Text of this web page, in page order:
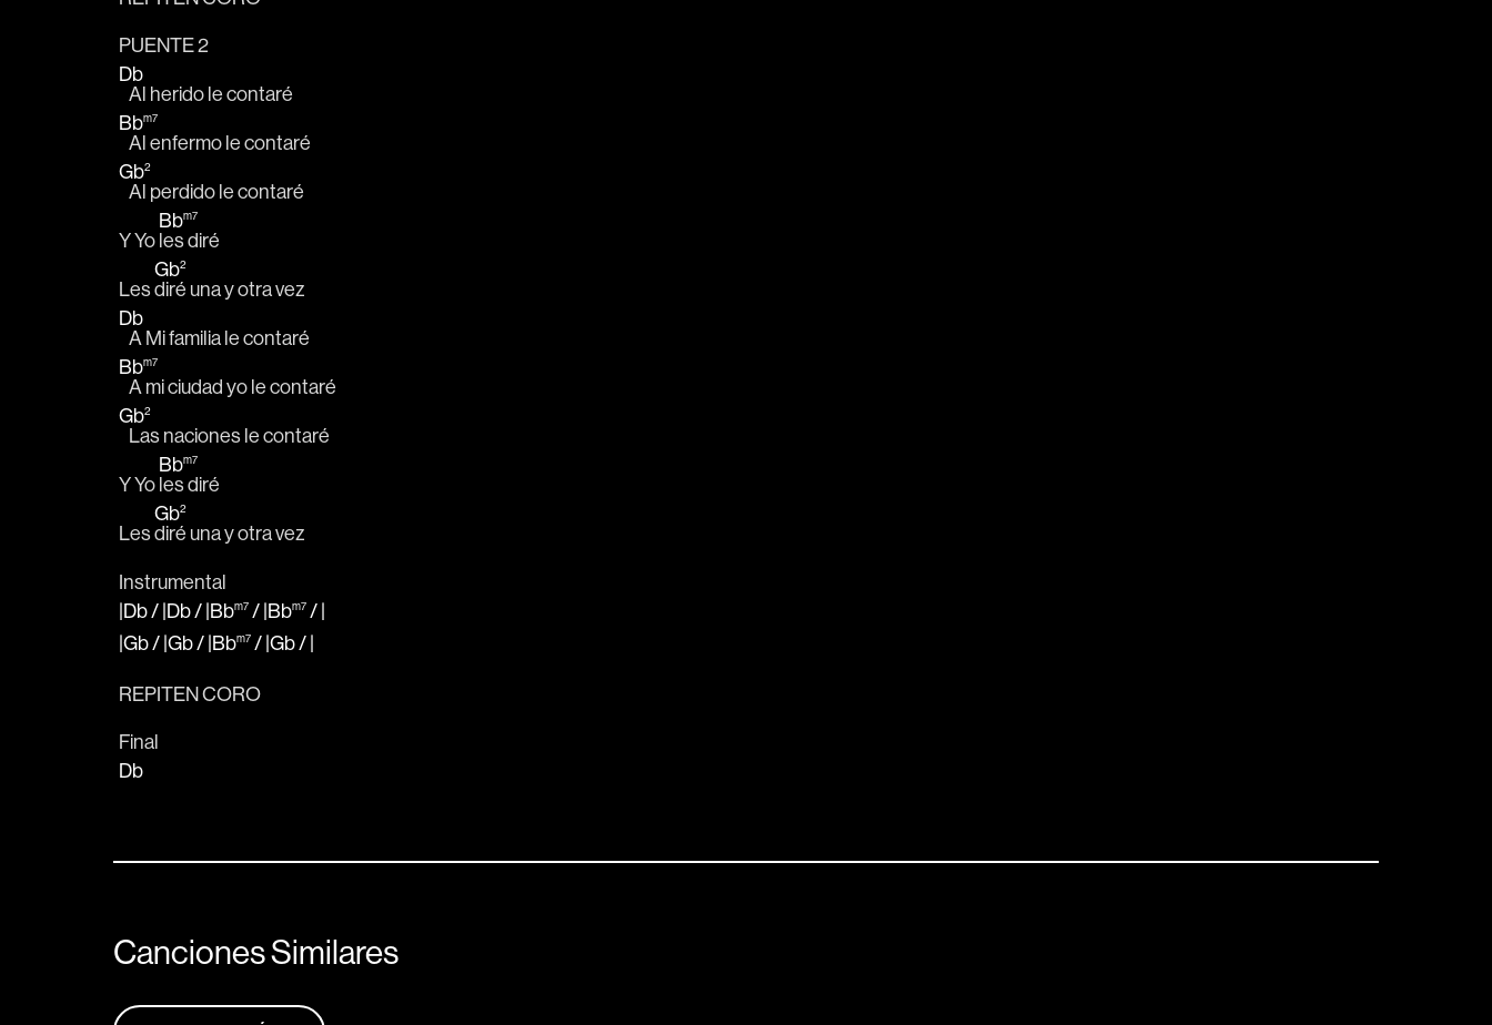
PUENTE 2
Db
   Al herido le contaré
Bbm7
   Al enfermo le contaré
Gb2
   Al perdido le contaré
Y Yo
Bbm7
les diré
Les
Gb2
diré una y otra vez
Db
   A Mi familia le contaré
Bbm7
   A mi ciudad yo le contaré
Gb2
   Las naciones le contaré
Y Yo
Bbm7
les diré
Les
Gb2
diré una y otra vez
Instrumental
|Db/ |Db/ |Bbm7 / |Bbm7 / |
|Gb/ |Gb/ |Bbm7 / |Gb/ |
REPITEN CORO
Final
Db
Canciones Similares